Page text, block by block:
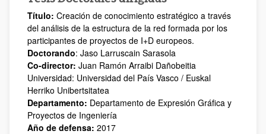
Título: Creación de conocimiento estratégico a través
del análisis de la estructura de la red formada por los
participantes de proyectos de I+D europeos.
Doctorando: Jaso Larruscain Sarasola
Co-director: Juan Ramón Arraibi Dañobeitia
Universidad: Universidad del País Vasco / Euskal
Herriko Unibertsitatea
Departamento: Departamento de Expresión Gráfica y
Proyectos de Ingeniería
Año de defensa: 2017